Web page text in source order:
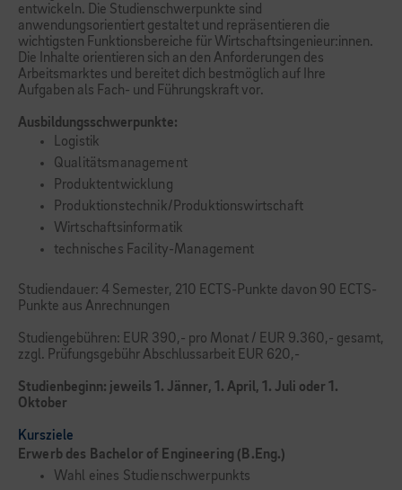
entwickeln. Die Studienschwerpunkte sind
anwendungsorientiert gestaltet und repräsentieren die
wichtigsten Funktionsbereiche für Wirtschaftsingenieur:innen.
Die Inhalte orientieren sich an den Anforderungen des
Arbeitsmarktes und bereitet dich bestmöglich auf Ihre
Aufgaben als Fach- und Führungskraft vor.
Ausbildungsschwerpunkte:
Logistik
Qualitätsmanagement
Produktentwicklung
Produktionstechnik/Produktionswirtschaft
Wirtschaftsinformatik
technisches Facility-Management
Studiendauer: 4 Semester, 210 ECTS-Punkte davon 90 ECTS-
Punkte aus Anrechnungen
Studiengebühren: EUR 390,- pro Monat / EUR 9.360,- gesamt,
zzgl. Prüfungsgebühr Abschlussarbeit EUR 620,-
Studienbeginn: jeweils 1. Jänner, 1. April, 1. Juli oder 1.
Oktober
Kursziele
Erwerb des Bachelor of Engineering (B.Eng.)
Wahl eines Studienschwerpunkts